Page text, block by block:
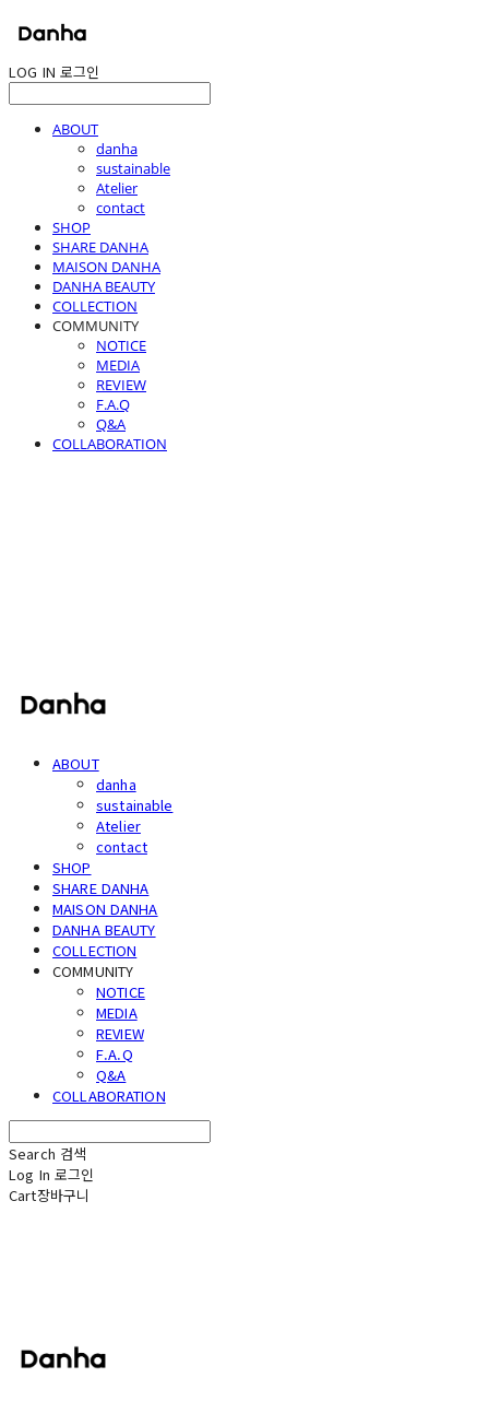
LOG IN 로그인
ABOUT
danha
sustainable
Atelier
contact
SHOP
SHARE DANHA
MAISON DANHA
DANHA BEAUTY
COLLECTION
COMMUNITY
NOTICE
MEDIA
REVIEW
F.A.Q
Q&A
COLLABORATION
ABOUT
danha
sustainable
Atelier
contact
SHOP
SHARE DANHA
MAISON DANHA
DANHA BEAUTY
COLLECTION
COMMUNITY
NOTICE
MEDIA
REVIEW
F.A.Q
Q&A
COLLABORATION
Search 검색
Log In 로그인
Cart장바구니